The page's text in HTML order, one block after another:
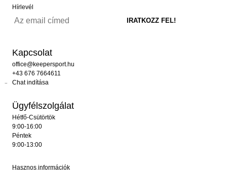
Hírlevél
Kapcsolat
office@keepersport.hu
+43 676 7664611
Chat indítása
Ügyfélszolgálat
Hétfő-Csütörtök
9:00-16:00
Péntek
9:00-13:00
Hasznos információk